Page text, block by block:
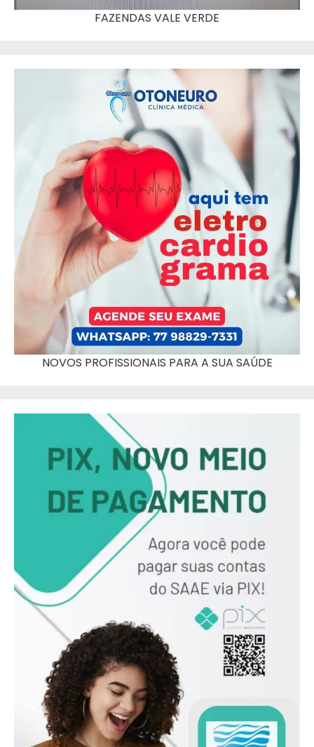
FAZENDAS VALE VERDE
NOVOS PROFISSIONAIS PARA A SUA SAÚDE